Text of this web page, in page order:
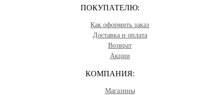
ПОКУПАТЕЛЮ:
Как оформить заказ
Доставка и оплата
Возврат
Акции
КОМПАНИЯ:
Магазины